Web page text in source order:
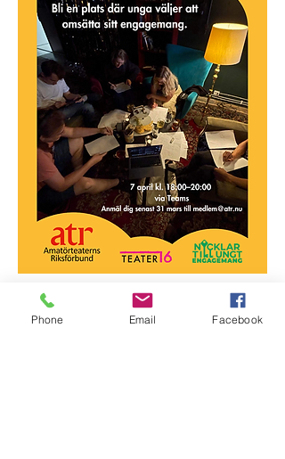
Phone Email Facebook